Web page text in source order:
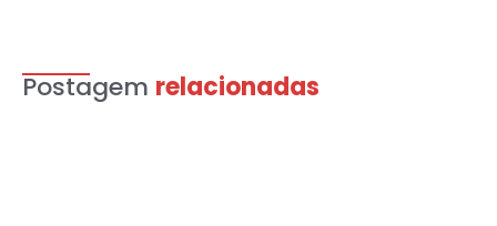
Postagem relacionadas